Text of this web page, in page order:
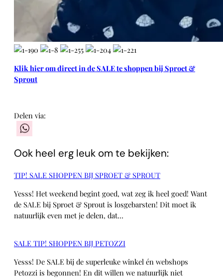
Klik hier om direct in de SALE te shoppen bij Sproet &
Sprout
Delen via:
Ook heel erg leuk om te bekijken:
TIP! SALE SHOPPEN BIJ SPROET & SPROUT
Yesss! Het weekend begint goed, wat zeg ik heel goed! Want
de SALE bij Sproet & Sprout is losgebarsten! Dit moet ik
natuurlijk even met je delen, dat…
SALE TIP! SHOPPEN BIJ PETOZZI
Yesss! De SALE bij de superleuke winkel én webshops
Petozzi is begonnen! En dit willen we natuurlijk niet